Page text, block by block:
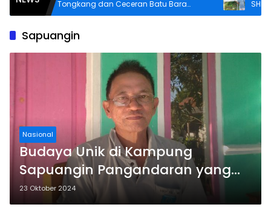
Tongkang dan Ceceran Batu Bara
Segera Diangkat, Soroti Buruknya
SHM di
Usut Asal-
Sapuangin
Nasional
Budaya Unik di Kampung
Sapuangin Pangandaran yang
Jarang Diketahui
23 Oktober 2024